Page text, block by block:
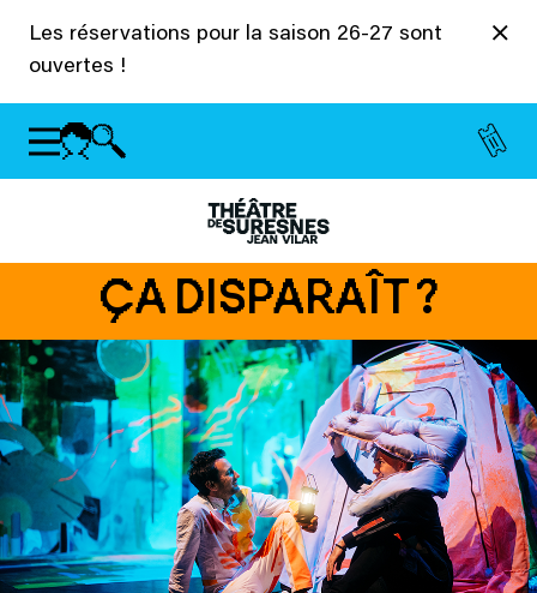
Les réservations pour la saison 26-27 sont
ouvertes !
ÇA DISPARAÎT ?